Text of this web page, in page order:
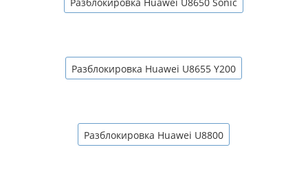
Разблокировка Huawei U8655 Y200
Разблокировка Huawei U8800